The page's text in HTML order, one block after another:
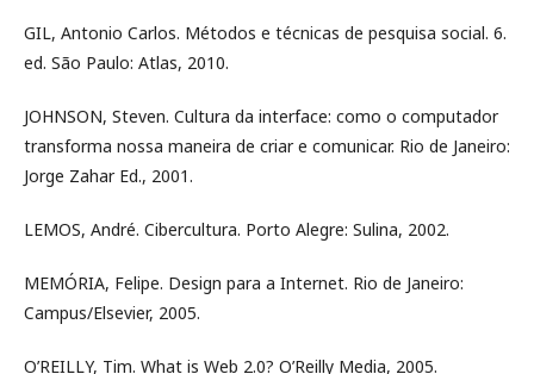
GIL, Antonio Carlos. Métodos e técnicas de pesquisa social. 6.
ed. São Paulo: Atlas, 2010.
JOHNSON, Steven. Cultura da interface: como o computador
transforma nossa maneira de criar e comunicar. Rio de Janeiro:
Jorge Zahar Ed., 2001.
LEMOS, André. Cibercultura. Porto Alegre: Sulina, 2002.
MEMÓRIA, Felipe. Design para a Internet. Rio de Janeiro:
Campus/Elsevier, 2005.
O’REILLY, Tim. What is Web 2.0? O’Reilly Media, 2005.